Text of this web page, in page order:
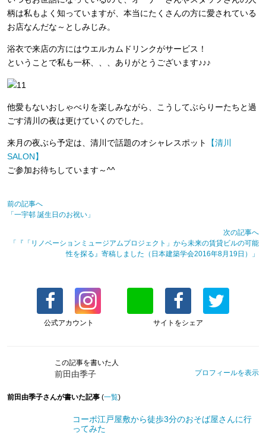
柄は私もよく知っていますが、本当にたくさんの方に愛されている
お店なんだな～としみじみ。
浴衣で来店の方にはウエルカムドリンクがサービス！
ということで私も一杯、、、ありがとうございます♪♪♪
他愛もないおしゃべりを楽しみながら、こうしてぶらりーたちと過
ごす清川の夜は更けていくのでした。
来月の夜ぶら予定は、清川で話題のオシャレスポット
【清川
SALON】
ご参加お待ちしています～^^
前の記事へ
「一宇邨 誕生日のお祝い」
次の記事へ
「『「リノベーションミュージアムプロジェクト」から未来の賃貸ビルの可能
性を探る』寄稿しました（日本建築学会2016年8月19日）」
公式アカウント サイトをシェア
この記事を書いた人
前田由季子 プロフィールを表示
前田由季子さんが書いた記事 (一覧)
コーポ江戸屋敷から徒歩3分のおそば屋さんに行
ってみた